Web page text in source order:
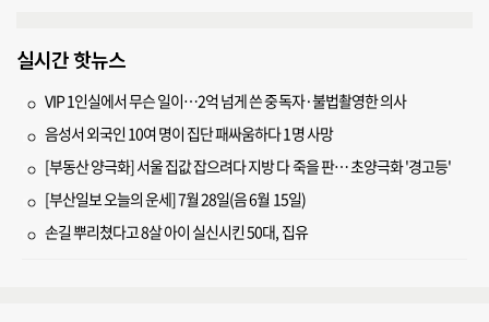
실시간 핫뉴스
VIP 1인실에서 무슨 일이…2억 넘게 쓴 중독자·불법촬영한 의사
음성서 외국인 10여 명이 집단 패싸움하다 1명 사망
[부동산 양극화] 서울 집값 잡으려다 지방 다 죽을 판… 초양극화 '경고등'
[부산일보 오늘의 운세] 7월 28일(음 6월 15일)
손길 뿌리쳤다고 8살 아이 실신시킨 50대, 집유